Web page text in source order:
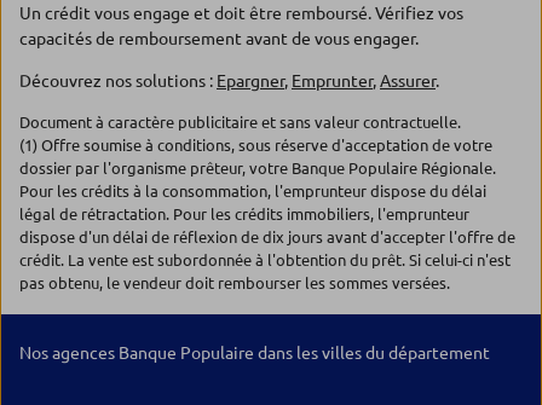
Un crédit vous engage et doit être remboursé. Vérifiez vos
capacités de remboursement avant de vous engager.
Découvrez nos solutions : Epargner, Emprunter,Assurer.
Document à caractère publicitaire et sans valeur contractuelle.
(1) Offre soumise à conditions, sous réserve d'acceptation de votre
dossier par l'organisme prêteur, votre Banque Populaire Régionale.
Pour les crédits à la consommation, l'emprunteur dispose du délai
légal de rétractation. Pour les crédits immobiliers, l'emprunteur
dispose d'un délai de réflexion de dix jours avant d'accepter l'offre de
crédit. La vente est subordonnée à l'obtention du prêt. Si celui-ci n'est
pas obtenu, le vendeur doit rembourser les sommes versées.
Nos agences Banque Populaire dans les villes du département